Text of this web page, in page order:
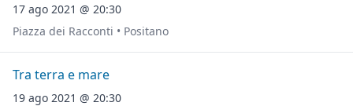
17 ago 2021 @ 20:30
Piazza dei Racconti • Positano
Tra terra e mare
19 ago 2021 @ 20:30